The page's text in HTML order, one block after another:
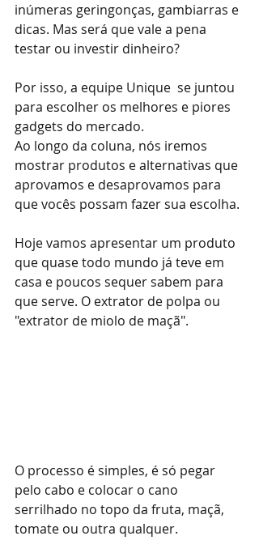
inúmeras geringonças, gambiarras e
dicas. Mas será que vale a pena
testar ou investir dinheiro?
Por isso, a equipe Unique  se juntou
para escolher os melhores e piores
gadgets do mercado.
Ao longo da coluna, nós iremos
mostrar produtos e alternativas que
aprovamos e desaprovamos para
que vocês possam fazer sua escolha.
Hoje vamos apresentar um produto
que quase todo mundo já teve em
casa e poucos sequer sabem para
que serve. O extrator de polpa ou
"extrator de miolo de maçã".
O processo é simples, é só pegar
pelo cabo e colocar o cano
serrilhado no topo da fruta, maçã,
tomate ou outra qualquer.